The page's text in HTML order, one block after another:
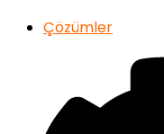
Çözümler